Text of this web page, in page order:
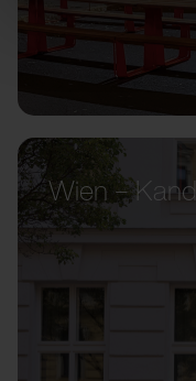
Wien –